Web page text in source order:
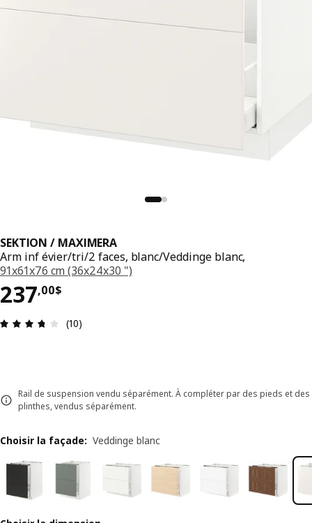
SEKTION / MAXIMERA
Arm inf évier/tri/2 faces, blanc/Veddinge blanc,
91x61x76 cm (36x24x30 ")
237,00$
Prix 237,00$
Avis: 3.7 sur 5 étoiles. Nombre total d'avis: 10
(10)
Rail de suspension vendu séparément. À compléter par des pieds et des
plinthes, vendus séparément.
Choisir la façade: Veddinge blanc